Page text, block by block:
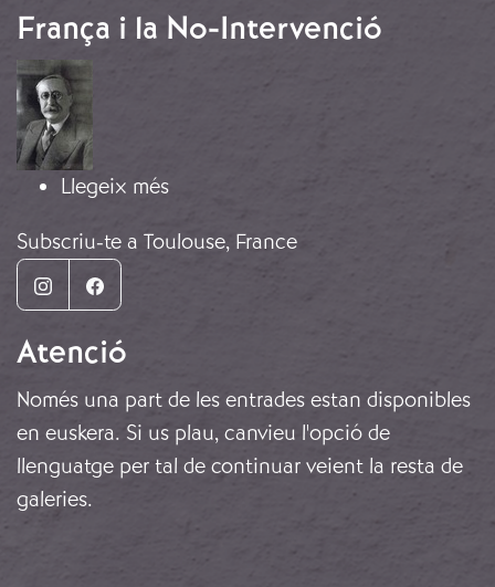
França i la No-Intervenció
Imatge
Llegeix méssobre França i la No-Intervenció
Subscriu-te a Toulouse, France
InstagramFacebook
Atenció
Només una part de les entrades estan disponibles
en euskera. Si us plau, canvieu l'opció de
llenguatge per tal de continuar veient la resta de
galeries.